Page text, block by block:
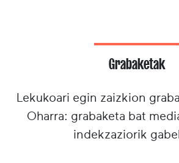
Grabaketak
Lekukoari egin zaizkion
Oharra: grabaketa bat
indekzaziorik